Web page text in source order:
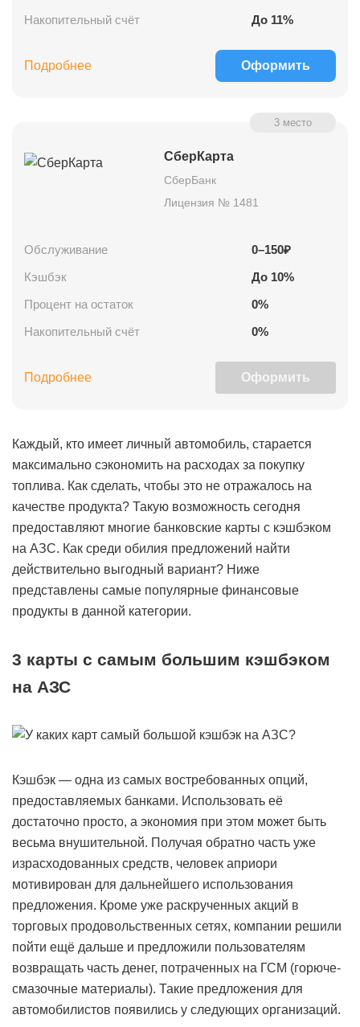
Накопительный счёт
До 11%
Оформить
Подробнее
СберКарта
3 место
СберБанк
Лицензия № 1481
Обслуживание
0–150₽
Кэшбэк
До 10%
Процент на остаток
0%
Накопительный счёт
0%
Оформить
Подробнее
Каждый, кто имеет личный автомобиль, старается
максимально сэкономить на расходах за покупку
топлива. Как сделать, чтобы это не отражалось на
качестве продукта? Такую возможность сегодня
предоставляют многие банковские карты с кэшбэком
на АЗС. Как среди обилия предложений найти
действительно выгодный вариант? Ниже
представлены самые популярные финансовые
продукты в данной категории.
3 карты с самым большим кэшбэком
на АЗС
Кэшбэк — одна из самых востребованных опций,
предоставляемых банками. Использовать её
достаточно просто, а экономия при этом может быть
весьма внушительной. Получая обратно часть уже
израсходованных средств, человек априори
мотивирован для дальнейшего использования
предложения. Кроме уже раскрученных акций в
торговых продовольственных сетях, компании решили
пойти ещё дальше и предложили пользователям
возвращать часть денег, потраченных на ГСМ (горюче-
смазочные материалы). Такие предложения для
автомобилистов появились у следующих организаций.